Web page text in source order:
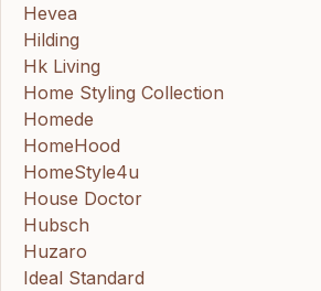
Hevea
Hilding
Hk Living
Home Styling Collection
Homede
HomeHood
HomeStyle4u
House Doctor
Hubsch
Huzaro
Ideal Standard